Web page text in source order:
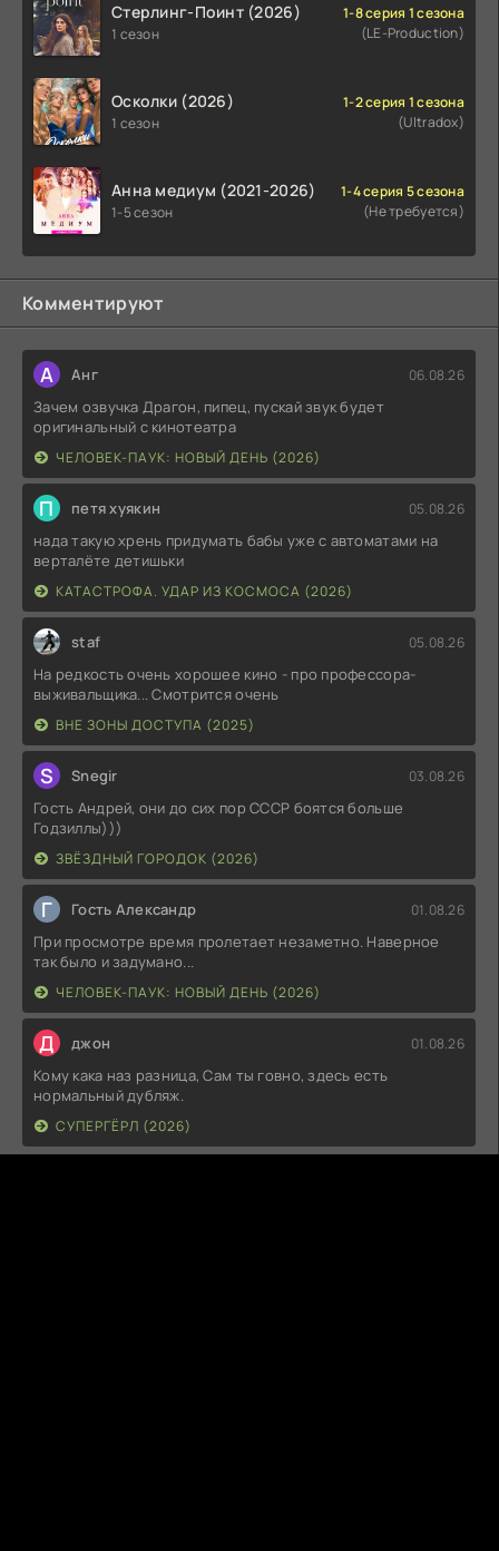
Стерлинг-Поинт (2026)
1 сезон
1-8 серия 1 сезона
(LE-Production)
Осколки (2026)
1 сезон
1-2 серия 1 сезона
(Ultradox)
Анна медиум (2021-2026)
1-5 сезон
1-4 серия 5 сезона
(Не требуется)
Комментируют
А Анг 06.08.26
Зачем озвучка Драгон, пипец, пускай звук будет
оригинальный с кинотеатра
ЧЕЛОВЕК-ПАУК: НОВЫЙ ДЕНЬ (2026)
П петя хуякин 05.08.26
нада такую хрень придумать бабы уже с автоматами на
верталёте детишьки
КАТАСТРОФА. УДАР ИЗ КОСМОСА (2026)
staf 05.08.26
На редкость очень хорошее кино - про профессора-
выживальщика... Смотрится очень
ВНЕ ЗОНЫ ДОСТУПА (2025)
S Snegir 03.08.26
Гость Андрей, они до сих пор СССР боятся больше
Годзиллы)))
ЗВЁЗДНЫЙ ГОРОДОК (2026)
Г Гость Александр 01.08.26
При просмотре время пролетает незаметно. Наверное
так было и задумано...
ЧЕЛОВЕК-ПАУК: НОВЫЙ ДЕНЬ (2026)
Д джон 01.08.26
Кому кака наз разница, Сам ты говно, здесь есть
нормальный дубляж.
СУПЕРГЁРЛ (2026)